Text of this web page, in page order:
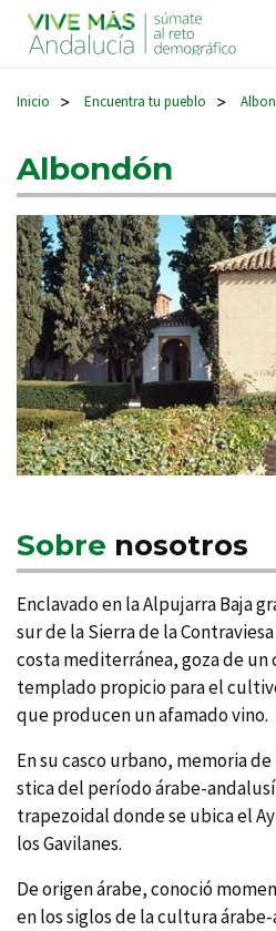
Navegación principal
Inicio > Encuentra tu pueblo >
Albondón
Sobre nosotros
Enclavado en la Alpujarra Baja
sur de la Sierra de la
costa mediterránea, goza de
templado propicio para el
que producen un afamado vino.
En su casco urbano, memoria
stica del perí­odo árabe-
trapezoidal donde se ubica el
los Gavilanes.
De origen árabe, conoció
en los siglos de la cultura